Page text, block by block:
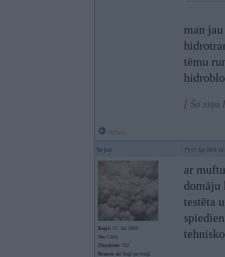
man
tēmu
[ Šo ziņu
hrjaz 17. Apr 2020,
Kopš: 11. Jul 2009
No: Cēsis
Ziņojumi: 782
Braucu ar: kuģi pa bruģi
ar
domāju
testēta